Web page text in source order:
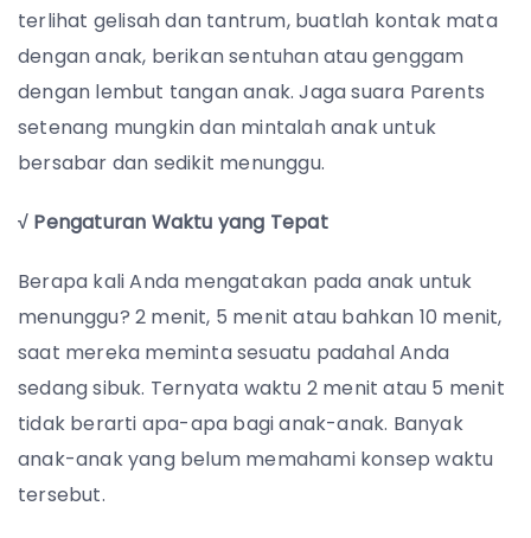
terlihat gelisah dan tantrum, buatlah kontak mata
dengan anak, berikan sentuhan atau genggam
dengan lembut tangan anak. Jaga suara Parents
setenang mungkin dan mintalah anak untuk
bersabar dan sedikit menunggu.
√ Pengaturan Waktu yang Tepat
Berapa kali Anda mengatakan pada anak untuk
menunggu? 2 menit, 5 menit atau bahkan 10 menit,
saat mereka meminta sesuatu padahal Anda
sedang sibuk. Ternyata waktu 2 menit atau 5 menit
tidak berarti apa-apa bagi anak-anak. Banyak
anak-anak yang belum memahami konsep waktu
tersebut.